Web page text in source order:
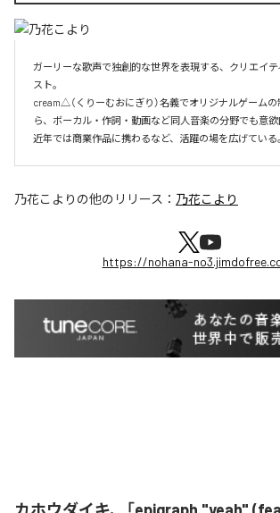
ガーリーな歌声で独創的な世界を表現する、クリエイテ
スト。
cream△（くりーむおにぎり）名義でオリジナルゲーム
ら、ボーカル・作詞・動画など同人音楽の分野でも意欲
近年では商業作品に携わるなど、活躍の場を広げている
乃花こより の他のリリース： 乃花こより
https://nohana-